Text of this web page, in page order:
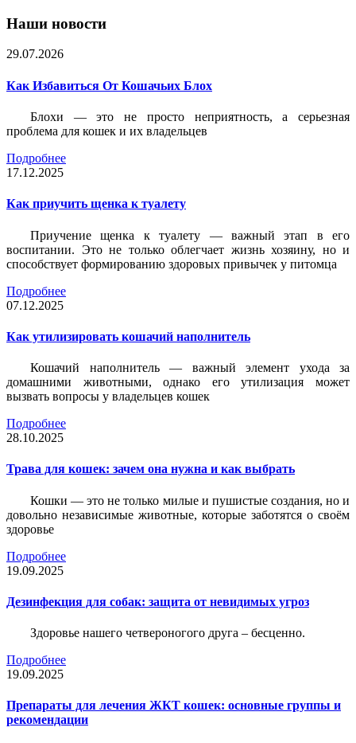
Наши новости
29.07.2026
Как Избавиться От Кошачьих Блох
Блохи — это не просто неприятность, а серьезная
проблема для кошек и их владельцев
Подробнее
17.12.2025
Как приучить щенка к туалету
Приучение щенка к туалету — важный этап в его
воспитании. Это не только облегчает жизнь хозяину, но и
способствует формированию здоровых привычек у питомца
Подробнее
07.12.2025
Как утилизировать кошачий наполнитель
Кошачий наполнитель — важный элемент ухода за
домашними животными, однако его утилизация может
вызвать вопросы у владельцев кошек
Подробнее
28.10.2025
Трава для кошек: зачем она нужна и как выбрать
Кошки — это не только милые и пушистые создания, но и
довольно независимые животные, которые заботятся о своём
здоровье
Подробнее
19.09.2025
Дезинфекция для собак: защита от невидимых угроз
Здоровье нашего четвероногого друга – бесценно.
Подробнее
19.09.2025
Препараты для лечения ЖКТ кошек: основные группы и
рекомендации